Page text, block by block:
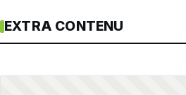
EXTRA CONTENU